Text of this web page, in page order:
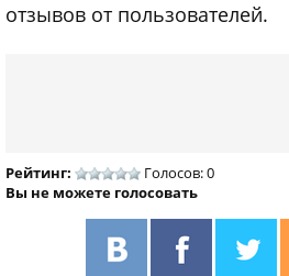
отзывов от пользователей.
Рейтинг:
Голосов: 0
Вы не можете голосовать